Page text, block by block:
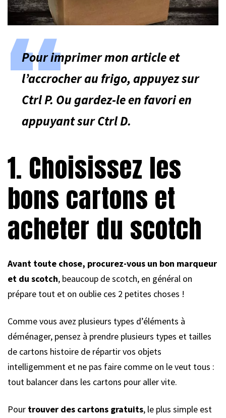
Pour imprimer mon article et
l’accrocher au frigo, appuyez sur
Ctrl P. Ou gardez-le en favori en
appuyant sur Ctrl D.
1. Choisissez les
bons cartons et
acheter du scotch
Avant toute chose, procurez-vous un bon marqueur
et du scotch, beaucoup de scotch, en général on
prépare tout et on oublie ces 2 petites choses !
Comme vous avez plusieurs types d’éléments à
déménager, pensez à prendre plusieurs types et tailles
de cartons histoire de répartir vos objets
intelligemment et ne pas faire comme on le veut tous :
tout balancer dans les cartons pour aller vite.
Pour trouver des cartons gratuits, le plus simple est